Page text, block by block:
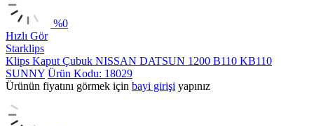
%0
Hızlı Gör
Starklips
Klips Kaput Çubuk NISSAN DATSUN 1200 B110 KB110
SUNNY Ürün Kodu: 18029
Ürünün fiyatını görmek için bayi girişi yapınız